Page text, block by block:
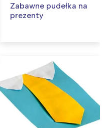
Zabawne pudełka na
prezenty